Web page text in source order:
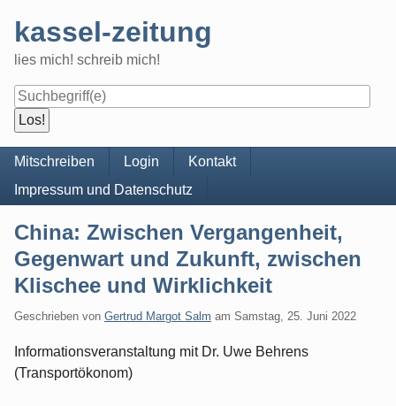
content
kassel-zeitung
lies mich! schreib mich!
Navigation
Mitschreiben Login
Kontakt
Impressum und Datenschutz
China: Zwischen Vergangenheit,
Gegenwart und Zukunft, zwischen
Klischee und Wirklichkeit
Geschrieben von Gertrud Margot Salm am Samstag, 25. Juni 2022
Informationsveranstaltung mit Dr. Uwe Behrens
(Transportökonom)